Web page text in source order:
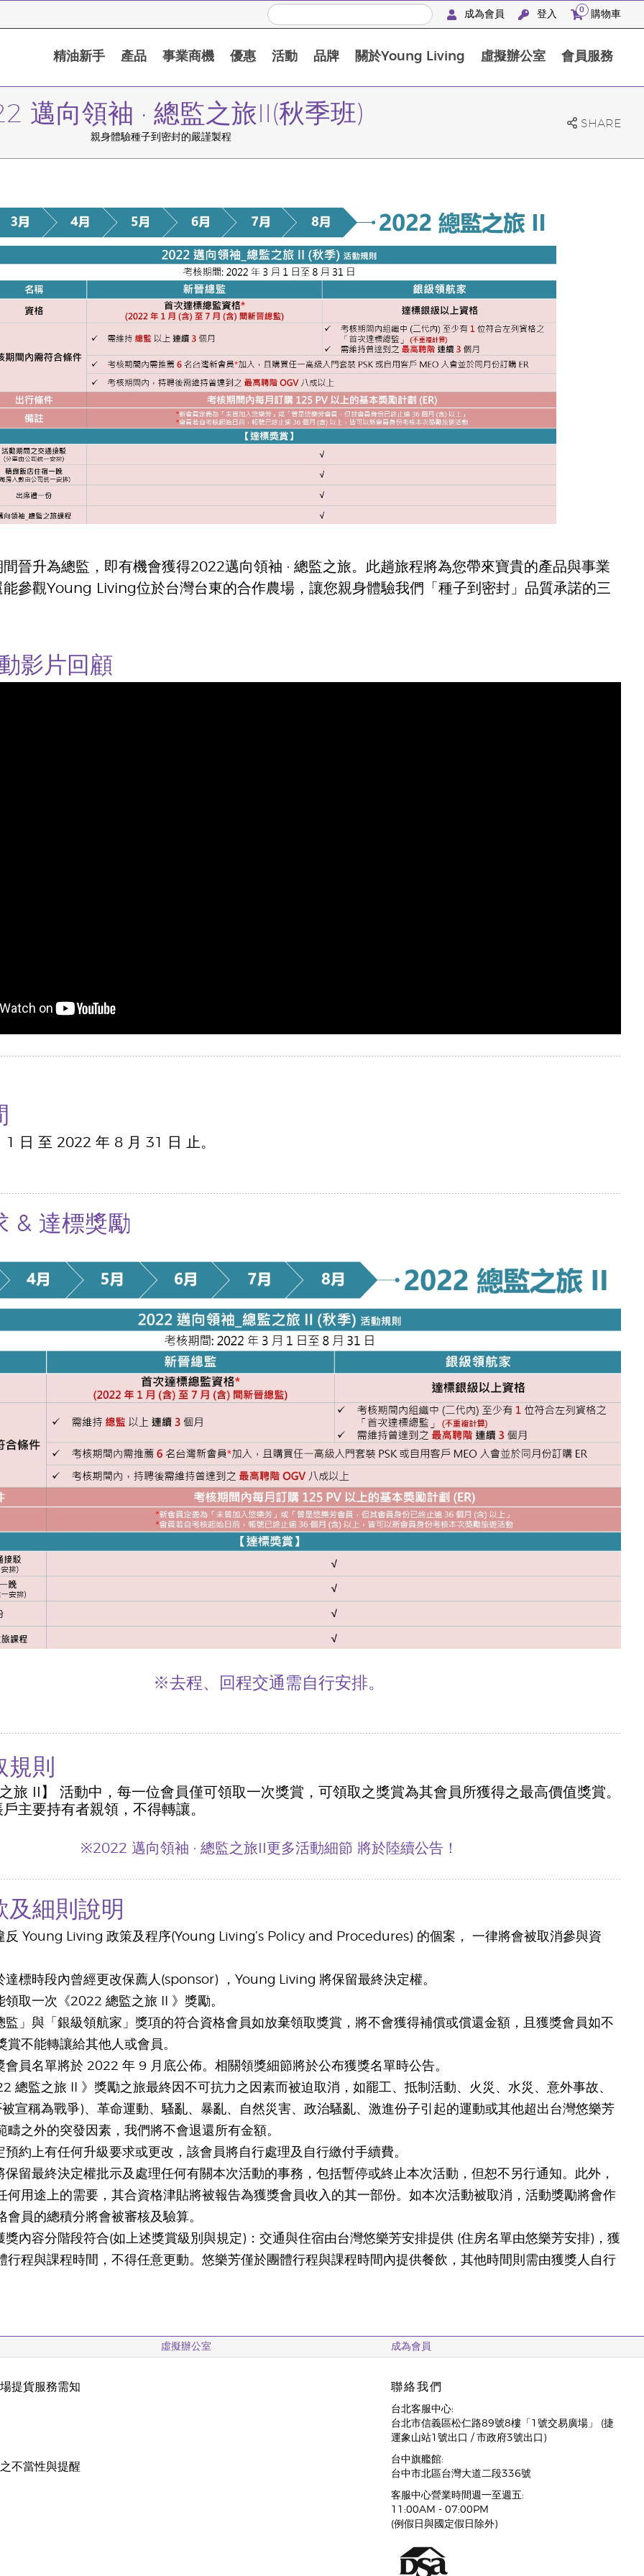
成為會員 登入 0 購物車
精油新手 產品 事業商機 優惠 活動 品牌 關於Young Living 虛擬辦公室 會員服務
邁向領袖 · 總監之旅II(秋季班)
親身體驗種子到密封的嚴謹製程
SHARE
晉升為總監，即有機會獲得2022邁向領袖 · 總監之旅。此趟旅程將為您帶來寶貴的產品與事業
參觀Young Living位於台灣台東的合作農場，讓您親身體驗我們「種子到密封」品質承諾的三
影片回顧
日 至 2022 年 8 月 31 日 止。
& 達標獎勵
※去程、回程交通需自行安排。
則
旅 II】 活動中，每一位會員僅可領取一次獎賞，可領取之獎賞為其會員所獲得之最高價值獎賞。
主要持有者親領，不得轉讓。
※2022 邁向領袖 · 總監之旅II更多活動細節 將於陸續公告！
及細則說明
反 Young Living 政策及程序(Young Living’s Policy and Procedures) 的個案， 一律將會被取消參與資
達標時段內曾經更改保薦人(sponsor) ，Young Living 將保留最終決定權。
領取一次《2022 總監之旅 II 》獎勵。
監」與「銀級領航家」獎項的符合資格會員如放棄領取獎賞，將不會獲得補償或償還金額，且獲獎會員如不
賞不能轉讓給其他人或會員。
會員名單將於 2022 年 9 月底公佈。相關領獎細節將於公布獲獎名單時公告。
總監之旅 II 》獎勵之旅最終因不可抗力之因素而被迫取消，如罷工、抵制活動、火災、水災、意外事故、
宣稱為戰爭)、革命運動、騷亂、暴亂、自然災害、政治騷亂、激進份子引起的運動或其他超出台灣悠樂芳
疇之外的突發因素，我們將不會退還所有金額。
預約上有任何升級要求或更改，該會員將自行處理及自行繳付手續費。
保留最終決定權批示及處理任何有關本次活動的事務，包括暫停或終止本次活動，但恕不另行通知。此外，
何用途上的需要，其合資格津貼將被報告為獲獎會員收入的其一部份。如本次活動被取消，活動獎勵將會作
會員的總積分將會被審核及驗算。
獎內容分階段符合(如上述獎賞級別與規定)：交通與住宿由台灣悠樂芳安排提供 (住房名單由悠樂芳安排)，獲
行程與課程時間，不得任意更動。悠樂芳僅於團體行程與課程時間內提供餐飲，其他時間則需由獲獎人自行
虛擬辦公室 成為會員
提貨服務需知
不當性與提醒
聯絡我們
台北客服中心:
台北市信義區松仁路89號8樓「1號交易廣場」 (捷
運象山站1號出口 / 市政府3號出口)
台中旗艦館:
台中市北區台灣大道二段336號
客服中心營業時間週一至週五:
11:00AM - 07:00PM
(例假日與國定假日除外)